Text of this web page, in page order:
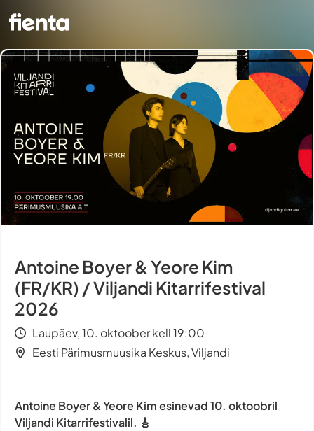
Antoine Boyer & Yeore Kim
(FR/KR) / Viljandi Kitarrifestival
2026
Laupäev, 10. oktoober kell 19:00
Eesti Pärimusmuusika Keskus, Viljandi
Antoine Boyer & Yeore Kim esinevad 10. oktoobril
Viljandi Kitarrifestivalil. 🎸